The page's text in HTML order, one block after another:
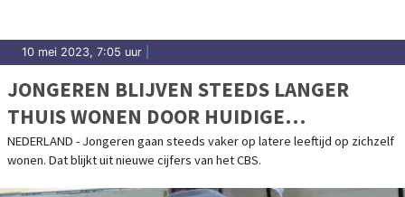
10 mei 2023, 7:05 uur
JONGEREN BLIJVEN STEEDS LANGER
THUIS WONEN DOOR HUIDIGE
HUIZENMARKT EN SCHULDENLAST
NEDERLAND - Jongeren gaan steeds vaker op latere leeftijd op zichzelf
wonen. Dat blijkt uit nieuwe cijfers van het CBS.